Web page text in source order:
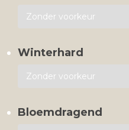
Winterhard
Bloemdragend